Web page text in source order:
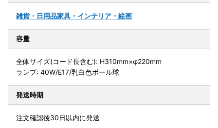
雑貨・日用品家具・インテリア・絵画
容量
全体サイズ(コード長含む): H310mm×φ220mm
ランプ: 40W/E17/乳白色ボール球
発送時期
注文確認後30日以内に発送